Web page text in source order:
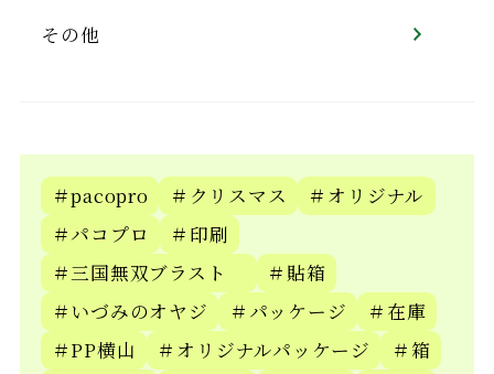
その他
＃pacopro ＃クリスマス
＃オリジナル
＃パコプロ
＃印刷
＃三国無双ブラスト
＃貼箱
＃いづみのオヤジ
＃パッケージ
＃在庫
＃PP横山
＃オリジナルパッケージ
＃箱